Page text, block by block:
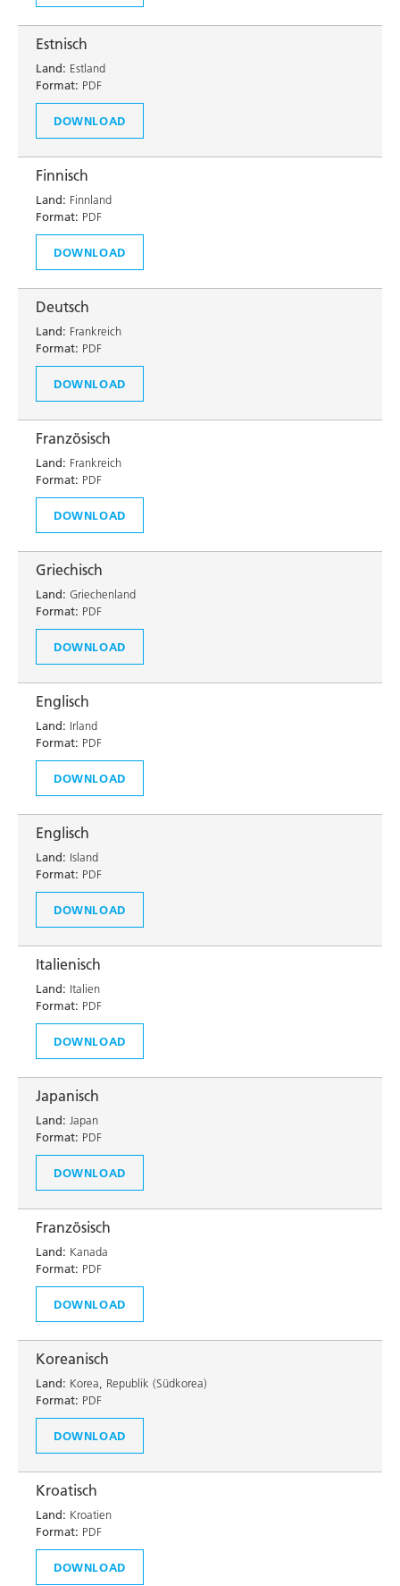
Estnisch
Land: Estland
Format: PDF
DOWNLOAD
Finnisch
Land: Finnland
Format: PDF
DOWNLOAD
Deutsch
Land: Frankreich
Format: PDF
DOWNLOAD
Französisch
Land: Frankreich
Format: PDF
DOWNLOAD
Griechisch
Land: Griechenland
Format: PDF
DOWNLOAD
Englisch
Land: Irland
Format: PDF
DOWNLOAD
Englisch
Land: Island
Format: PDF
DOWNLOAD
Italienisch
Land: Italien
Format: PDF
DOWNLOAD
Japanisch
Land: Japan
Format: PDF
DOWNLOAD
Französisch
Land: Kanada
Format: PDF
DOWNLOAD
Koreanisch
Land: Korea, Republik (Südkorea)
Format: PDF
DOWNLOAD
Kroatisch
Land: Kroatien
Format: PDF
DOWNLOAD